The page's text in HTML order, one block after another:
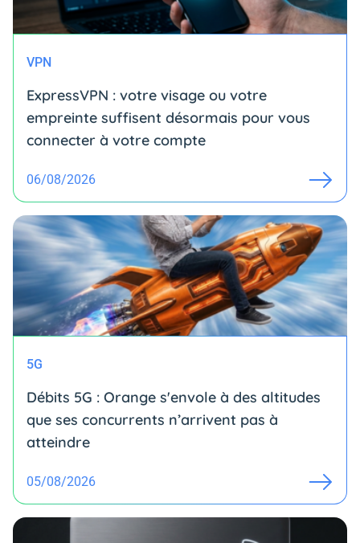
VPN
ExpressVPN : votre visage ou votre
empreinte suffisent désormais pour vous
connecter à votre compte
06/08/2026
5G
Débits 5G : Orange s'envole à des altitudes
que ses concurrents n’arrivent pas à
atteindre
05/08/2026